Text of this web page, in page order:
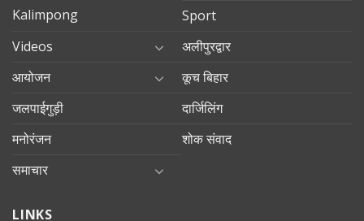
Kalimpong
Sport
Videos
अलीपुरद्वार
आयोजन
कूच बिहार
जलपाईगुड़ी
दार्जिलिंग
मनोरंजन
शोक संवाद
समाचार
LINKS